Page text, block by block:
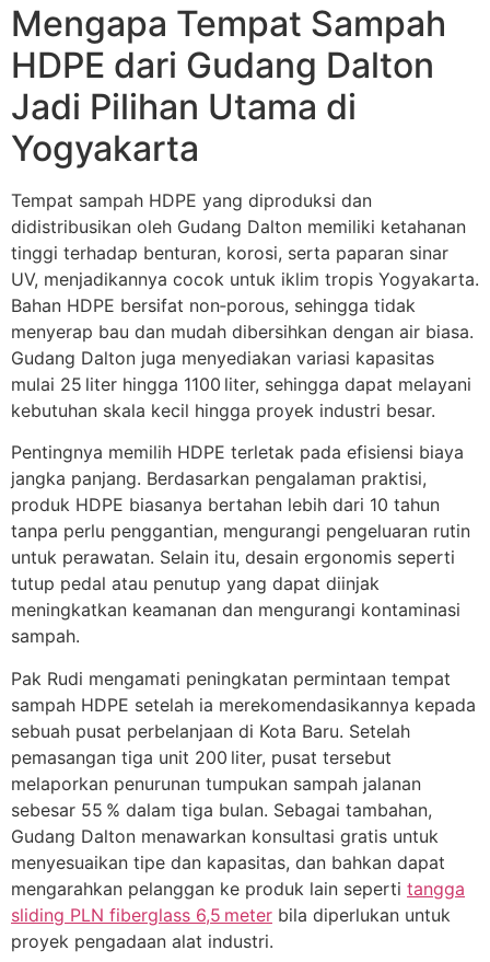
Mengapa Tempat Sampah
HDPE dari Gudang Dalton
Jadi Pilihan Utama di
Yogyakarta
Tempat sampah HDPE yang diproduksi dan
didistribusikan oleh Gudang Dalton memiliki ketahanan
tinggi terhadap benturan, korosi, serta paparan sinar
UV, menjadikannya cocok untuk iklim tropis Yogyakarta.
Bahan HDPE bersifat non‑porous, sehingga tidak
menyerap bau dan mudah dibersihkan dengan air biasa.
Gudang Dalton juga menyediakan variasi kapasitas
mulai 25 liter hingga 1100 liter, sehingga dapat melayani
kebutuhan skala kecil hingga proyek industri besar.
Pentingnya memilih HDPE terletak pada efisiensi biaya
jangka panjang. Berdasarkan pengalaman praktisi,
produk HDPE biasanya bertahan lebih dari 10 tahun
tanpa perlu penggantian, mengurangi pengeluaran rutin
untuk perawatan. Selain itu, desain ergonomis seperti
tutup pedal atau penutup yang dapat diinjak
meningkatkan keamanan dan mengurangi kontaminasi
sampah.
Pak Rudi mengamati peningkatan permintaan tempat
sampah HDPE setelah ia merekomendasikannya kepada
sebuah pusat perbelanjaan di Kota Baru. Setelah
pemasangan tiga unit 200 liter, pusat tersebut
melaporkan penurunan tumpukan sampah jalanan
sebesar 55 % dalam tiga bulan. Sebagai tambahan,
Gudang Dalton menawarkan konsultasi gratis untuk
menyesuaikan tipe dan kapasitas, dan bahkan dapat
mengarahkan pelanggan ke produk lain seperti tangga
sliding PLN fiberglass 6,5 meter bila diperlukan untuk
proyek pengadaan alat industri.